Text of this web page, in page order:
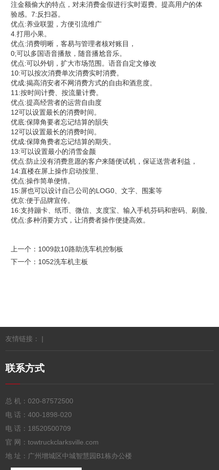
注金额偷大的特点，对未消费金假进行实时遐费。提高用户的体
验感。7:反扫器。
优点:养业联盟，方便引流维广
4.打用小果。
优点:消费明晰，客易与管理者核对账目，
0;可以多国语音播敖，随音播尬音乐。
优点:可以外钥，扩大市场范围。语音自定文修改
10:可以按次消费单次消费实时消费。
优成:揭高消安者不网消费方式的自由和酒意度。
11:按时间计费、按流量计费。
优点:提高经营者的运营自由度
12可以设置最长的消费时间。
优底:保障角要者忘记结算的韻失
12可以设置最长的消费时间。
优成:保障角费者忘记结算的期失。
13:可以设置最小的消雪金颜
优点:防止没有消费意愿的客户来随便试机，保证送营者利益，
14:直楼在屏上操作启动按里、
优点:操作简单便情。
15:屏也可以设计自己公司的LOG0、文字、围案等
优京:便于品牌宣传。
16:支持蹦卡、纸币、微信、支度宝、输入手机芬码和密码、刷脸,
优点:多种消要方式，让消费者操作便捷高效。
上一个： 1009款10路助洗车机控制板
下一个： 1052洗车机主板
友情链接： |
联系方式
总 机：020-87572500
电 话：400-1898-020
电 话： 18520500709
官 网：towtruckclarksville.com
地 址：广州增城区中城智慧园B1栋办公楼